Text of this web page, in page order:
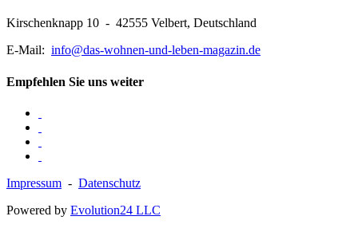
Kirschenknapp 10 - 42555 Velbert, Deutschland
E-Mail: info@das-wohnen-und-leben-magazin.de
Empfehlen Sie uns weiter
Impressum - Datenschutz
Powered by Evolution24 LLC